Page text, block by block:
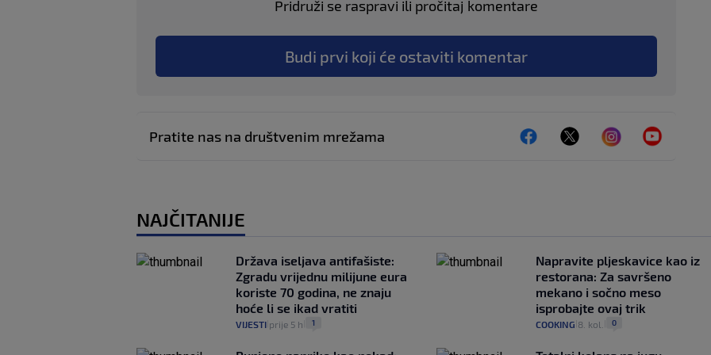
Pridruži se raspravi ili pročitaj komentare
Budi prvi koji će ostaviti komentar
Pratite nas na društvenim mrežama
NAJČITANIJE
Država iseljava antifašiste:
Zgradu vrijednu milijune eura
koriste 70 godina, ne znaju
hoće li se ikad vratiti
VIJESTI prije 5 h 1
Napravite pljeskavice kao iz
restorana: Za savršeno
mekano i sočno meso
isprobajte ovaj trik
COOKING 8. kol. 0